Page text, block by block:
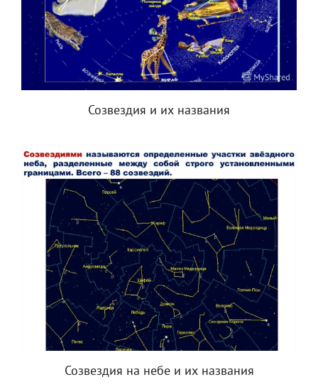
Созвездия и их названия
Созвездия на небе и их названия